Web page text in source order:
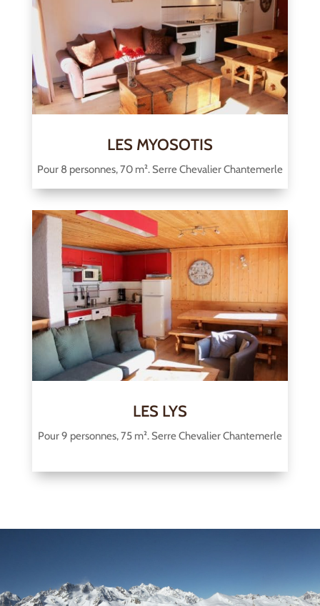
LES MYOSOTIS
Pour 8 personnes, 70 m². Serre Chevalier Chantemerle
LES LYS
Pour 9 personnes, 75 m². Serre Chevalier Chantemerle